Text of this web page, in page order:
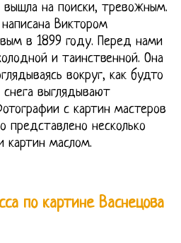
вышла на поиски, тревожным.
Виктором
в 1899 году. Перед нами
и таинственной. Она
вокруг, как будто
выглядывают
с картин мастеров
представлено несколько
картин маслом.
по картине Васнецова